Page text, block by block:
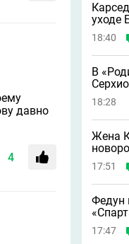
давно
4
уходе
18:40
В
18:28
Жена
17:51
Федун
17:47